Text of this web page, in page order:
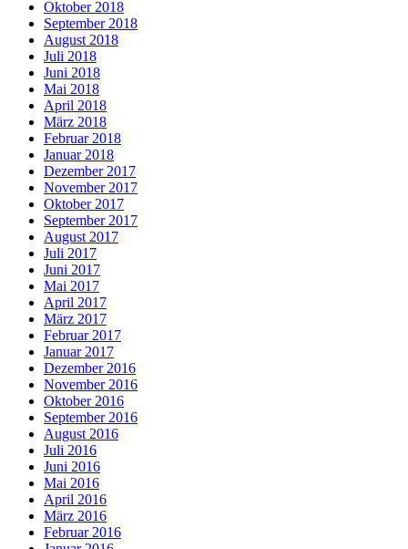
Oktober 2018
September 2018
August 2018
Juli 2018
Juni 2018
Mai 2018
April 2018
März 2018
Februar 2018
Januar 2018
Dezember 2017
November 2017
Oktober 2017
September 2017
August 2017
Juli 2017
Juni 2017
Mai 2017
April 2017
März 2017
Februar 2017
Januar 2017
Dezember 2016
November 2016
Oktober 2016
September 2016
August 2016
Juli 2016
Juni 2016
Mai 2016
April 2016
März 2016
Februar 2016